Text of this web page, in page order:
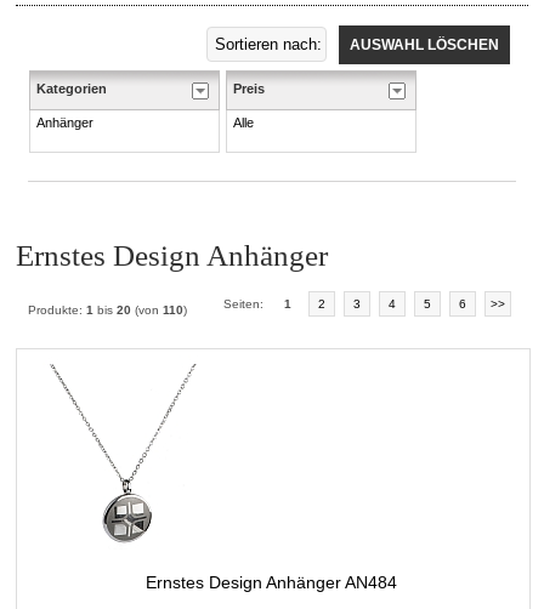
AUSWAHL LÖSCHEN
Kategorien
Anhänger
Preis
Alle
Ernstes Design Anhänger
Produkte:1 bis20 (von110) Seiten: 1 2 3 4 5 6 >>
Ernstes Design Anhänger AN484